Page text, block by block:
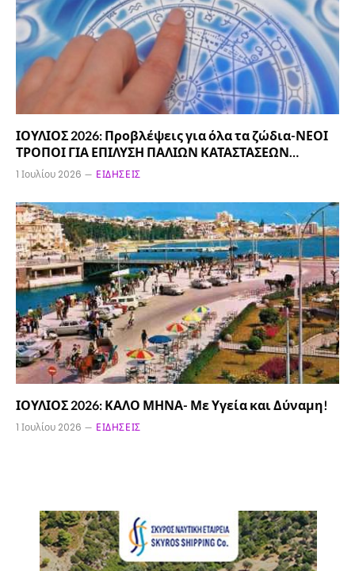
ΙΟΥΛΙΟΣ 2026: Προβλέψεις για όλα τα ζώδια-ΝΕΟΙ
ΤΡΟΠΟΙ ΓΙΑ ΕΠΙΛΥΣΗ ΠΑΛΙΩΝ ΚΑΤΑΣΤΑΣΕΩΝ…
1 Ιουλίου 2026 ΕΙΔΉΣΕΙΣ
ΙΟΥΛΙΟΣ 2026: ΚΑΛΟ ΜΗΝΑ- Με Υγεία και Δύναμη!
1 Ιουλίου 2026 ΕΙΔΉΣΕΙΣ